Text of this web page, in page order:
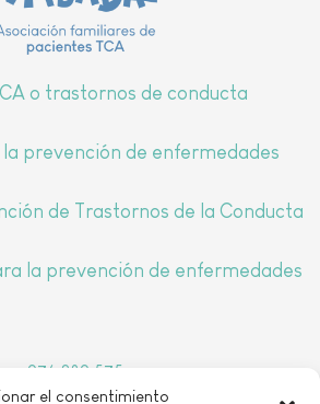
el consentimiento
976 389 575
o trastornos de conducta
prevención de enfermedades
de Trastornos de la Conducta
la prevención de enfermedades